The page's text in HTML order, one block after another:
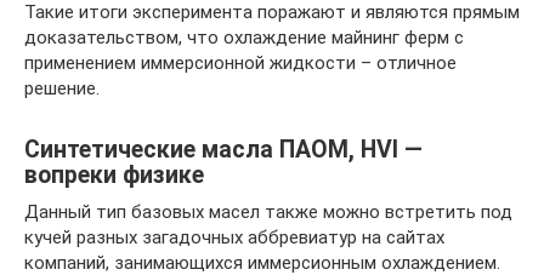
Такие итоги эксперимента поражают и являются прямым
доказательством, что охлаждение майнинг ферм с
применением иммерсионной жидкости – отличное
решение.
Синтетические масла ПАОМ, HVI —
вопреки физике
Данный тип базовых масел также можно встретить под
кучей разных загадочных аббревиатур на сайтах
компаний, занимающихся иммерсионным охлаждением.